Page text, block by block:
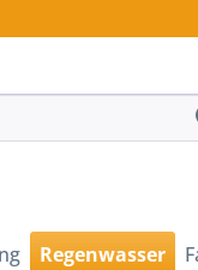
Regenwasser